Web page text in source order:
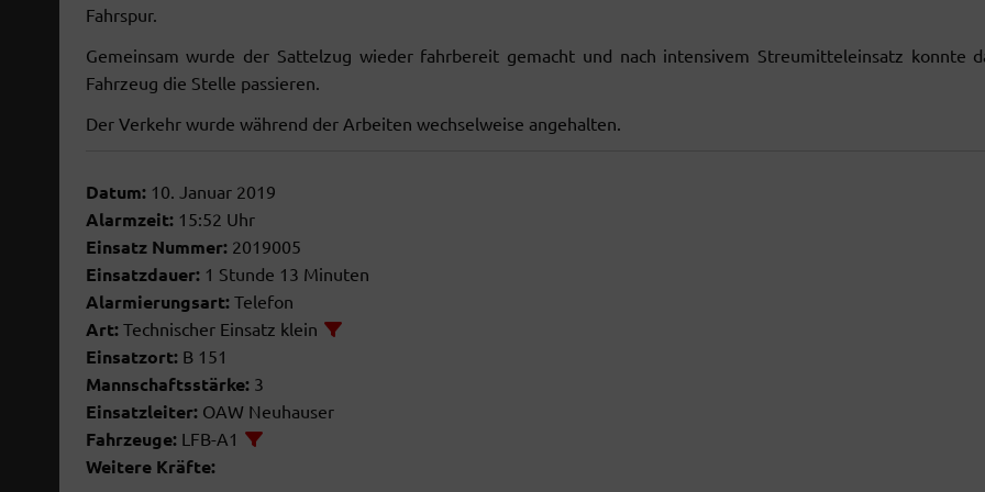
Fahrspur.
Gemeinsam wurde der Sattelzug wieder fahrbereit gemacht und nach intensivem Streumitteleinsatz konnte
Fahrzeug die Stelle passieren.
Der Verkehr wurde während der Arbeiten wechselweise angehalten.
Datum:10. Januar 2019
Alarmzeit:15:52 Uhr
Einsatz Nummer:2019005
Einsatzdauer: 1 Stunde 13 Minuten
Alarmierungsart:Telefon
Art:Technischer Einsatz klein
Einsatzort:B 151
Mannschaftsstärke:3
Einsatzleiter:OAW Neuhauser
Fahrzeuge:LFB-A1
Weitere Kräfte: